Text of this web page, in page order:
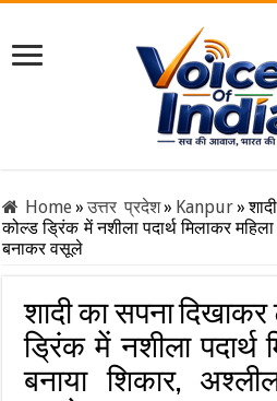
Home» उत्तर प्रदेश» Kanpur»
कोल्ड ड्रिंक में नशीला पदार्थ मिलाकर
बनाकर वसूले
शादी का सपना दिखाकर
ड्रिंक में नशीला पदार्थ
बनाया शिकार,